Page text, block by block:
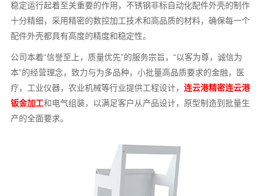
稳定运行起着至关重要的作用，不锈钢非标自动化配件外壳的制作
十分精细，采用精密的数控加工技术和高品质的材料，确保每一个
配件外壳都具有高度的精度和稳定性。
公司本着“信誉至上，质量优先”的服务宗旨，“以客为尊，诚信为
本”的经营理念，致力与为多品种，小批量高品质要求的金融，医
疗，工业仪器，农业机械等行业提供工程设计，连云港精密连云港
钣金加工和电气组装，以满足客户从产品设计，原型制造到批量生
产的全面要求。